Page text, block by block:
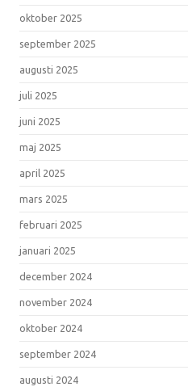
oktober 2025
september 2025
augusti 2025
juli 2025
juni 2025
maj 2025
april 2025
mars 2025
februari 2025
januari 2025
december 2024
november 2024
oktober 2024
september 2024
augusti 2024